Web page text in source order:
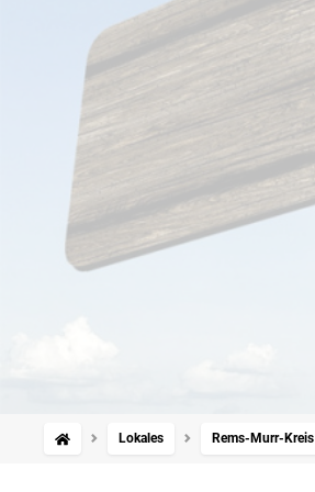
Lokales Rems-Murr-Kreis